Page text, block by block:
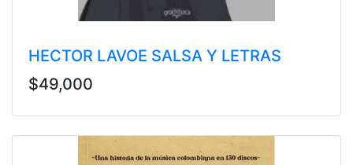
HECTOR LAVOE SALSA Y LETRAS
$49,000